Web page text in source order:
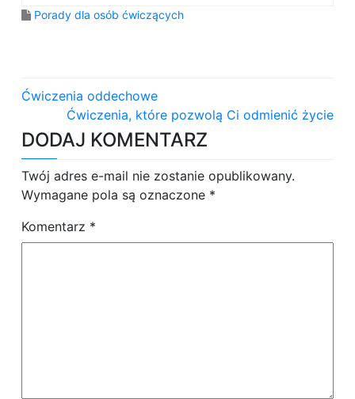
Porady dla osób ćwiczących
N
w
i
g
a
p
Ćwiczenia oddechowe
Ćwiczenia, które pozwolą Ci odmienić życie
DODAJ KOMENTARZ
Twój adres e-mail nie zostanie opublikowany.
Wymagane pola są oznaczone *
Komentarz *